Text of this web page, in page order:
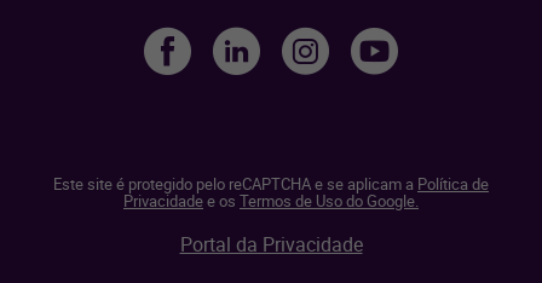
Este site é protegido pelo reCAPTCHA e se aplicam a Política de
Privacidadee os Termos de Uso do Google.
Portal da Privacidade